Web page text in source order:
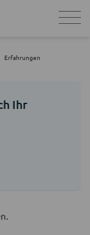
Erfahrungen
Ihr